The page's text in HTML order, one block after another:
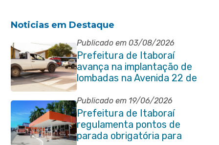
Noticias em Destaque
Publicado em 03/08/2026
Prefeitura de Itaboraí
avança na implantação de
lombadas na Avenida 22 de
Maio para reforçar a
segurança no trânsito
Publicado em 19/06/2026
Prefeitura de Itaboraí
regulamenta pontos de
parada obrigatória para